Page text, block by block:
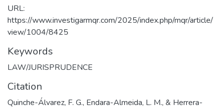
URL:
https://www.investigarmqr.com/2025/index.php/mqr/article/
view/1004/8425
Keywords
LAW/JURISPRUDENCE
Citation
Quinche-Álvarez, F. G., Endara-Almeida, L. M., & Herrera-